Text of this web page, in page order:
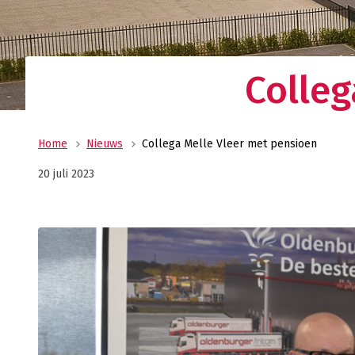
Uw allround logistiek dienstverlener met
wereldwijd netwerk? Oldenburger|Fritom
beste logistieke oplossing voor uw
Home Nieuws Collega Melle Vleer met pensioen
20 juli 2023